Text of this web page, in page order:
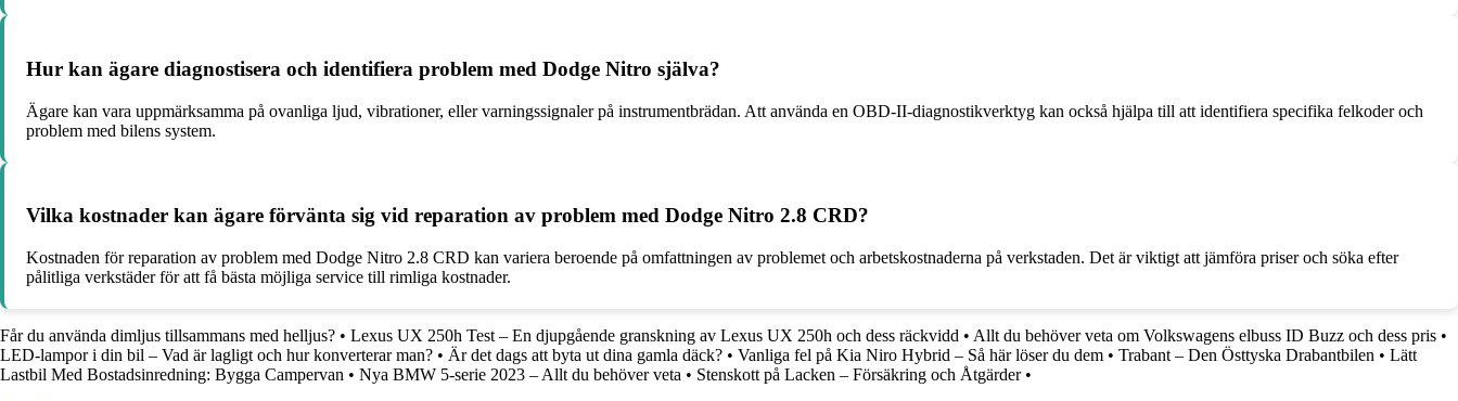
Hur kan ägare diagnostisera och identifiera problem med Dodge Nitro själva?
Ägare kan vara uppmärksamma på ovanliga ljud, vibrationer, eller varningssignaler på instrumentbrädan. Att använda en OBD-II-diagnostikverktyg kan också hjälpa till att identifiera specifika felkoder och
problem med bilens system.
Vilka kostnader kan ägare förvänta sig vid reparation av problem med Dodge Nitro 2.8 CRD?
Kostnaden för reparation av problem med Dodge Nitro 2.8 CRD kan variera beroende på omfattningen av problemet och arbetskostnaderna på verkstaden. Det är viktigt att jämföra priser och söka efter
pålitliga verkstäder för att få bästa möjliga service till rimliga kostnader.
Får du använda dimljus tillsammans med helljus? • Lexus UX 250h Test – En djupgående granskning av Lexus UX 250h och dess räckvidd • Allt du behöver veta om Volkswagens elbuss ID Buzz och dess pris •
LED-lampor i din bil – Vad är lagligt och hur konverterar man? • Är det dags att byta ut dina gamla däck? • Vanliga fel på Kia Niro Hybrid – Så här löser du dem • Trabant – Den Östtyska Drabantbilen • Lätt
Lastbil Med Bostadsinredning: Bygga Campervan • Nya BMW 5-serie 2023 – Allt du behöver veta • Stenskott på Lacken – Försäkring och Åtgärder•